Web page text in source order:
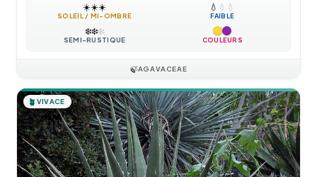
☀️☀️☀️
SOLEIL / MI-OMBRE
💧 💧 💧
FAIBLE
❄️❄️❄️
SEMI-RUSTIQUE COULEURS
🍃AGAVACEAE
🪴 VIVACE